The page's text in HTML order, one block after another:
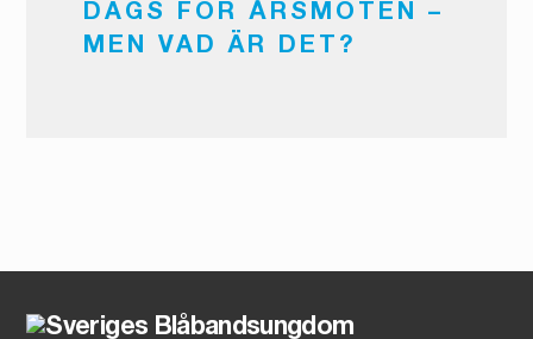
DAGS FÖR ÅRSMÖTEN –
MEN VAD ÄR DET?